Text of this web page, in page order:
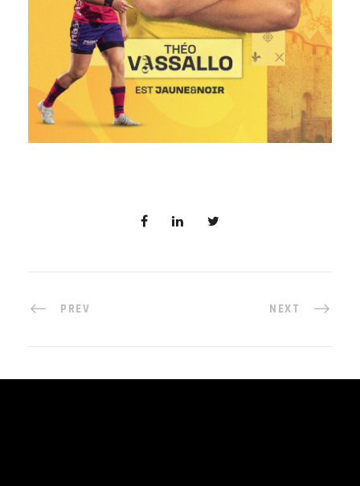
PREV NEXT